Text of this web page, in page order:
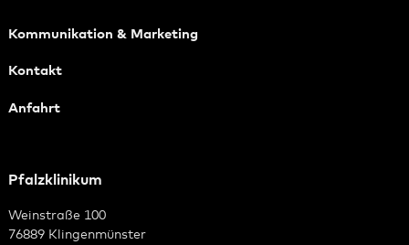
Kommunikation & Marketing
Kontakt
Anfahrt
Pfalzklinikum
Weinstraße 100
76889 Klingenmünster